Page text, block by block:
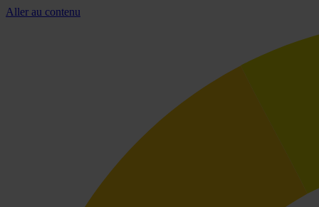
Aller au contenu